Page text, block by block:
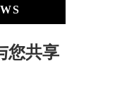
您共享